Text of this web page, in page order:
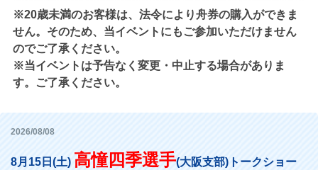
※20歳未満のお客様は、法令により舟券の購入ができま
せん。そのため、当イベントにもご参加いただけません
のでご了承ください。
※当イベントは予告なく変更・中止する場合がありま
す。ご了承ください。
2026/08/08
8月15日(土) 高憧四季選手(大阪支部)トークショー